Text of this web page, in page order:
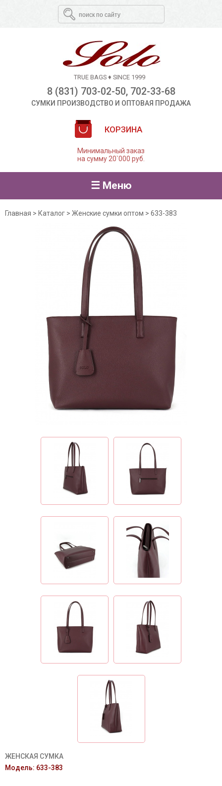
TRUE BAGS ♦ SINCE 1999
8 (831) 703-02-50, 702-33-68
СУМКИ ПРОИЗВОДСТВО И ОПТОВАЯ ПРОДАЖА
КОРЗИНА
Минимальный заказ
на сумму 20`000 руб.
☰ Меню
Главная > Каталог > Женские сумки оптом > 633-383
ЖЕНСКАЯ СУМКА
Модель: 633-383